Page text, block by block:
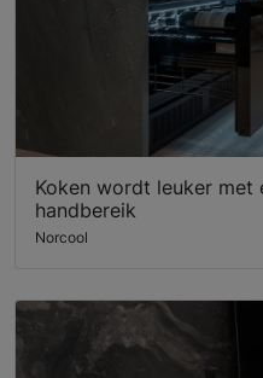
Koken wordt leuker met
handbereik
Norcool